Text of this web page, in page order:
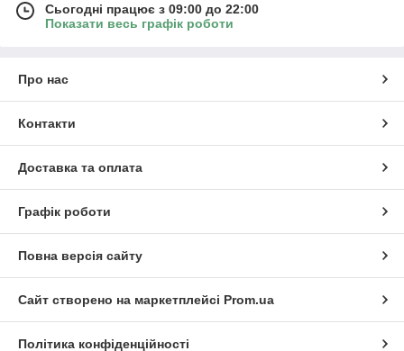
Сьогодні працює з 09:00 до 22:00
Показати весь графік роботи
Про нас
Контакти
Доставка та оплата
Графік роботи
Повна версія сайту
Сайт створено на маркетплейсі Prom.ua
Політика конфіденційності